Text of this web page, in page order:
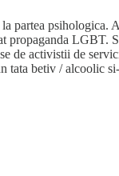
partea psihologica.
propaganda LGBT.
de activistii de
tata betiv / alcoolic